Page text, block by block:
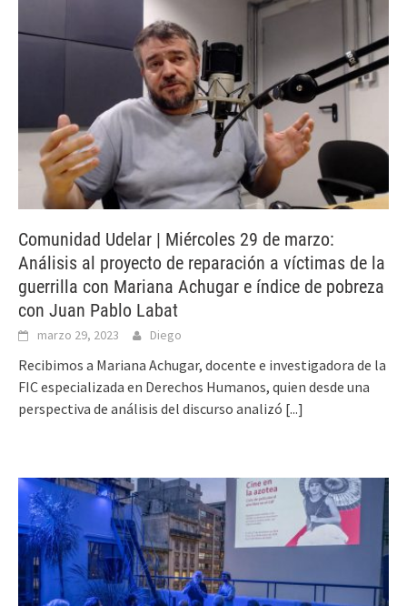
Comunidad Udelar | Miércoles 29 de marzo:
Análisis al proyecto de reparación a víctimas de la
guerrilla con Mariana Achugar e índice de pobreza
con Juan Pablo Labat
marzo 29, 2023 Diego
Recibimos a Mariana Achugar, docente e investigadora de la
FIC especializada en Derechos Humanos, quien desde una
perspectiva de análisis del discurso analizó [...]